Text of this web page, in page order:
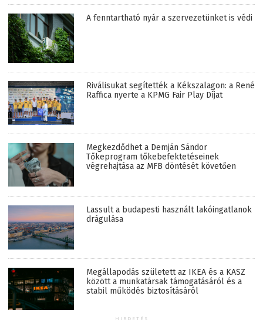
A fenntartható nyár a szervezetünket is védi
Riválisukat segítették a Kékszalagon: a René
Raffica nyerte a KPMG Fair Play Díjat
Megkezdődhet a Demján Sándor
Tőkeprogram tőkebefektetéseinek
végrehajtása az MFB döntését követően
Lassult a budapesti használt lakóingatlanok
drágulása
Megállapodás született az IKEA és a KASZ
között a munkatársak támogatásáról és a
stabil működés biztosításáról
HIRDETÉS